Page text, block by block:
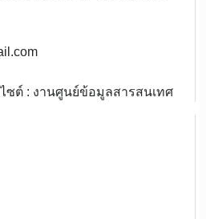
ซต์ : งานศูนย์ข้อมูลสารสนเทศ